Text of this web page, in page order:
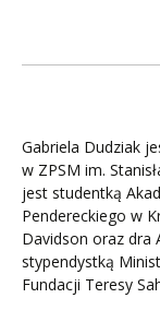
Gabriela Dudziak
w ZPSM im.
jest studentką
Pendereckiego w
Davidson oraz dra
stypendystką
Fundacji Teresy